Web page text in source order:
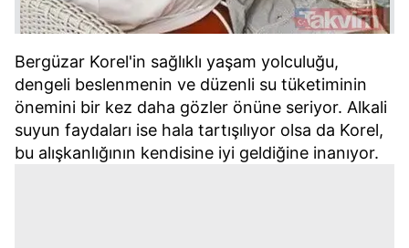
sınırlı olarak açık rızanız dahilinde kullanılacaktır.
Çerezlere ilişkin tercihlerinizi aşağıda yer alan panel
vasıtasıyla belirleyebilirsiniz. Çerezlere ilişkin detaylı bilgi
için Ayarlar butonuna tıklayabilir,
Çerez Bilgilendirme
Metnimiziziyaret edebilirsiniz.
6698 sayılı Kişisel Verilerin Korunması Kanunu uyarınca
Bergüzar Korel'in sağlıklı yaşam yolculuğu,
dengeli beslenmenin ve düzenli su tüketiminin
önemini bir kez daha gözler önüne seriyor. Alkali
suyun faydaları ise hala tartışılıyor olsa da Korel,
bu alışkanlığının kendisine iyi geldiğine inanıyor.